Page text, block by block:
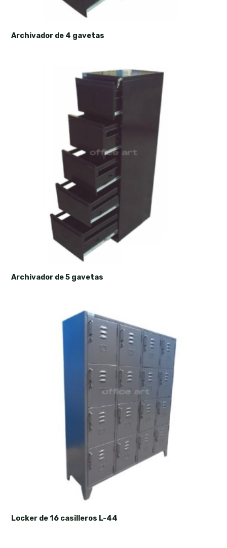
Archivador de 4 gavetas
Archivador de 5 gavetas
Locker de 16 casilleros L-44